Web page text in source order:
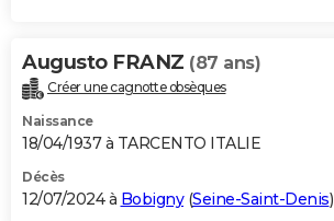
Augusto FRANZ (87 ans)
Créer une cagnotte obsèques
Naissance
18/04/1937 à TARCENTO ITALIE
Décès
12/07/2024 à Bobigny(Seine-Saint-Denis)